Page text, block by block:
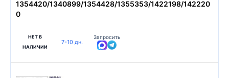
1354420/1340899/1354428/1355353/1422198/142220
0
НЕТ В
НАЛИЧИИ
7-10 дн.
Запросить